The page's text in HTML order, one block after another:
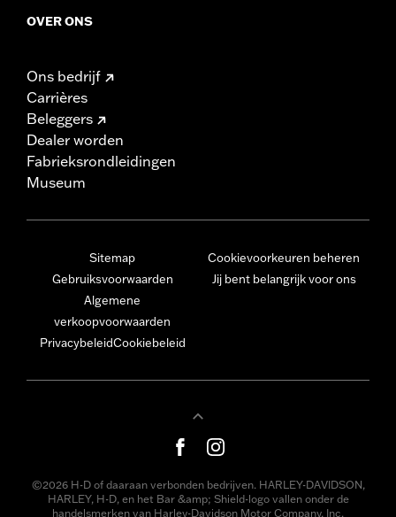
OVER ONS
Ons bedrijf
Carrières
Beleggers
Dealer worden
Fabrieksrondleidingen
Museum
Sitemap
Gebruiksvoorwaarden
Algemene
verkoopvoorwaarden
PrivacybeleidCookiebeleid
Cookievoorkeuren beheren
Jij bent belangrijk voor ons
©2026 H-D of daaraan verbonden bedrijven. HARLEY-DAVIDSON,
HARLEY, H-D, en het Bar &amp; Shield-logo vallen onder de
handelsmerken van Harley-Davidson Motor Company, Inc.